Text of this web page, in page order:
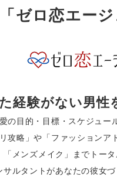
「ゼロ恋エージ
経験がない男性
の目的・目標・スケジュー
攻略」や「ファッション
「メンズメイク」までトー
サルタントがあなたの彼女づ